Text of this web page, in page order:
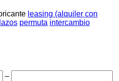
leasing (alquiler con
permuta intercambio
–